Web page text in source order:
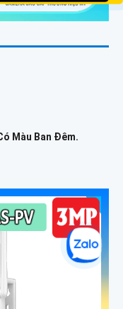
Màu Ban Ðêm.